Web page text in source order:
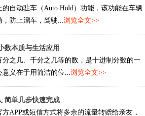
的自动驻车（Auto Hold）功能，该功能在车辆
防止溜车，驾驶...浏览全文>>
数本质与生活应用
之几、千分之几等的数，是十进制分数的一
义在于用简洁的位...浏览全文>>
简单几步快速完成
APP或短信方式将多余的流量转赠给亲友，